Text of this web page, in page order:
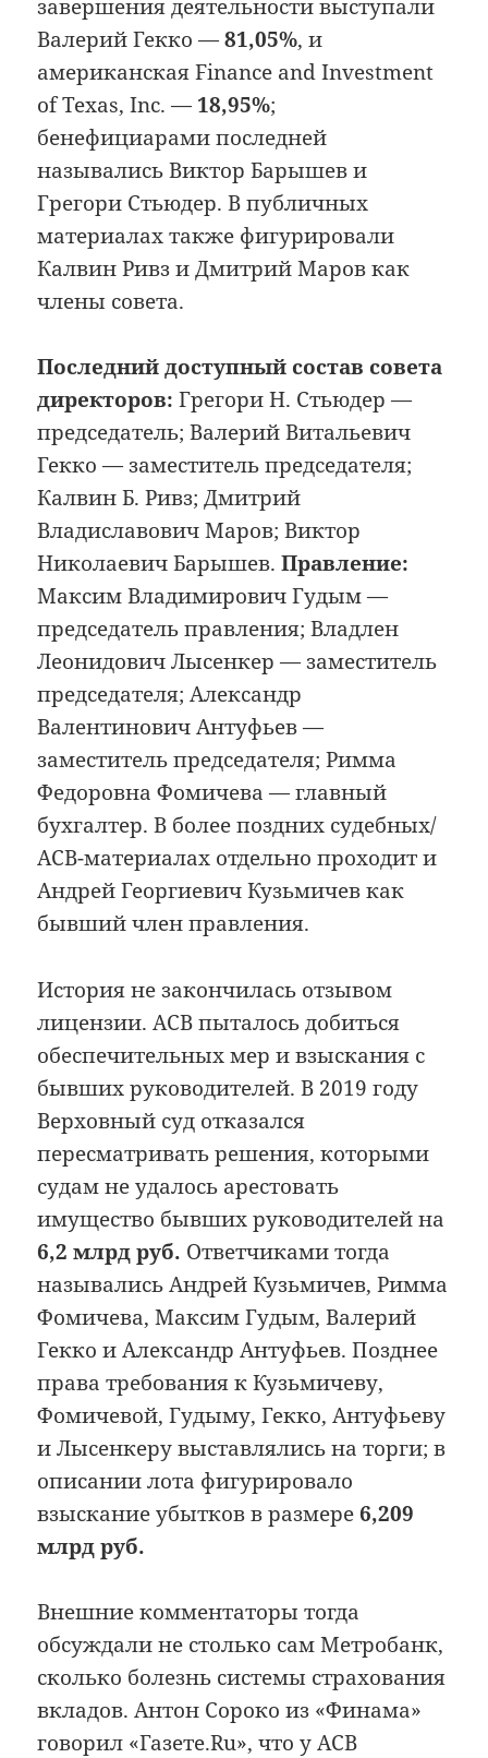
завершения деятельности выступали
Валерий Гекко —81,05%, и
американская Finance and Investment
of Texas, Inc. — 18,95%;
бенефициарами последней
назывались Виктор Барышев и
Грегори Стьюдер. В публичных
материалах также фигурировали
Калвин Ривз и Дмитрий Маров как
члены совета.
Последний доступный состав совета
директоров: Грегори Н. Стьюдер —
председатель; Валерий Витальевич
Гекко — заместитель председателя;
Калвин Б. Ривз; Дмитрий
Владиславович Маров; Виктор
Николаевич Барышев.Правление:
Максим Владимирович Гудым —
председатель правления; Владлен
Леонидович Лысенкер — заместитель
председателя; Александр
Валентинович Антуфьев —
заместитель председателя; Римма
Федоровна Фомичева — главный
бухгалтер. В более поздних судебных/
АСВ-материалах отдельно проходит и
Андрей Георгиевич Кузьмичев как
бывший член правления.
История не закончилась отзывом
лицензии. АСВ пыталось добиться
обеспечительных мер и взыскания с
бывших руководителей. В 2019 году
Верховный суд отказался
пересматривать решения, которыми
судам не удалось арестовать
имущество бывших руководителей на
6,2 млрд руб. Ответчиками тогда
назывались Андрей Кузьмичев, Римма
Фомичева, Максим Гудым, Валерий
Гекко и Александр Антуфьев. Позднее
права требования к Кузьмичеву,
Фомичевой, Гудыму, Гекко, Антуфьеву
и Лысенкеру выставлялись на торги; в
описании лота фигурировало
взыскание убытков в размере6,209
млрд руб.
Внешние комментаторы тогда
обсуждали не столько сам Метробанк,
сколько болезнь системы страхования
вкладов. Антон Сороко из «Финама»
говорил «Газете.Ru», что у АСВ